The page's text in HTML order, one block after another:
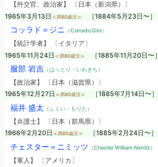
【外交官、政治家】 〔日本（新潟県）〕
1965年3月13日 ≪満80歳没≫ ［1884年5月23日〜］
コッラド＝ジニ （Corrado Gini）
【統計学者】 〔イタリア〕
1965年11月24日 ≪満80歳没≫ ［1885年11月20日〜］
服部 岩吉（はっとり・いわきち）
【政治家】 〔日本（滋賀県）〕
1965年12月27日 ≪満80歳没≫ ［1885年7月14日〜］
福井 盛太（ふくい・もりた）
【弁護士】 〔日本（群馬県）〕
1966年2月20日 ≪満80歳没≫ ［1885年2月24日〜］
チェスター＝ニミッツ （Chester William Nimitz）
【軍人】 〔アメリカ〕